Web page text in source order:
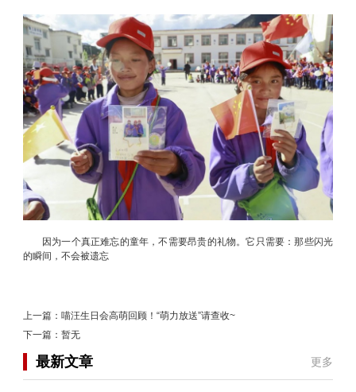
因为一个真正难忘的童年，不需要昂贵的礼物。它只需要：那些闪光
的瞬间，不会被遗忘
上一篇： 喵汪生日会高萌回顾！“萌力放送”请查收~
下一篇： 暂无
最新文章 更多